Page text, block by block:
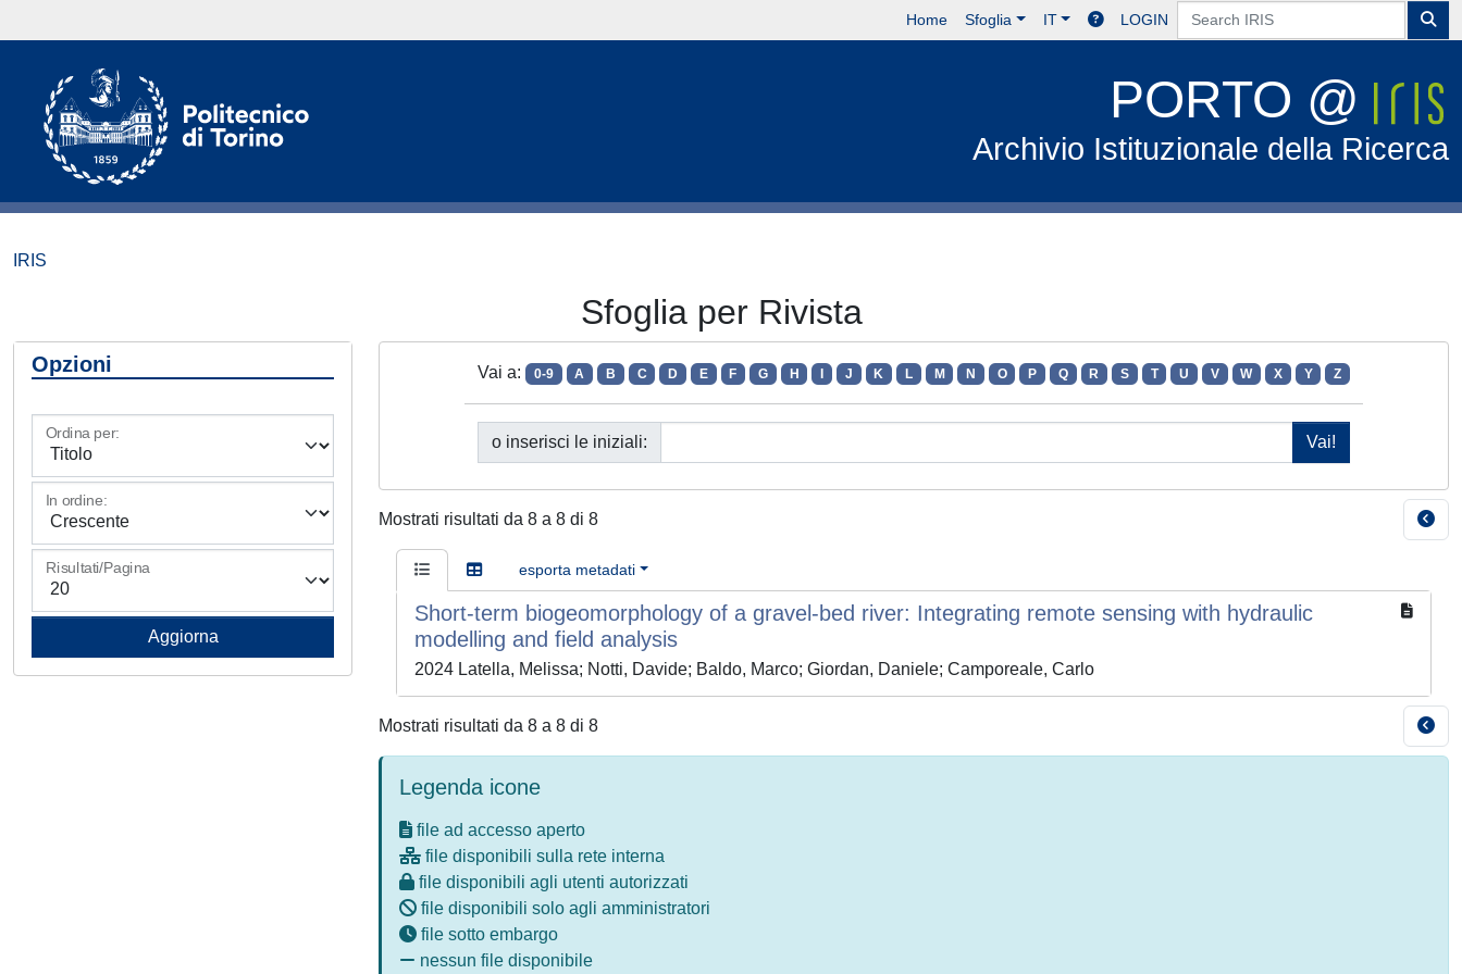
Home Sfoglia IT LOGIN
PORTO @
Archivio Istituzionale della Ricerca
IRIS
Sfoglia per Rivista
Opzioni
Ordina per:
In ordine:
Risultati/Pagina
Vai a: 0-9 A B C D E F G H J K L M N O P Q R S T U V W X Y Z
o inserisci le iniziali:
Mostrati risultati da 8 a 8 di 8
esporta metadati
Short‐term biogeomorphology of a gravel‐bed river: Integrating remote sensing with hydraulic
modelling and field analysis
2024 Latella, Melissa; Notti, Davide; Baldo, Marco; Giordan, Daniele; Camporeale, Carlo
Mostrati risultati da 8 a 8 di 8
Legenda icone
file ad accesso aperto
file disponibili sulla rete interna
file disponibili agli utenti autorizzati
file disponibili solo agli amministratori
file sotto embargo
nessun file disponibile